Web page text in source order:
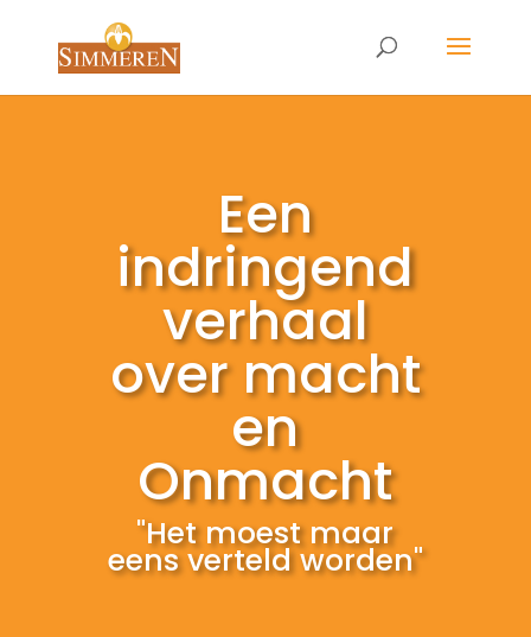
Een
indringend
verhaal
over macht
en
Onmacht
"Het moest maar
eens verteld worden"